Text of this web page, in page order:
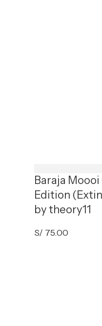
Baraja Moooi
Edition
by theory11
S/ 75.00